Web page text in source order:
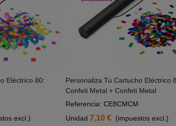
Eléctrico 80:
excl.)
Personaliza Tu Cartucho Eléctrico
Confeti Metal + Confeti Metal
Referencia: CE8CMCM
Unidad 7,10 € (impuestos excl.)